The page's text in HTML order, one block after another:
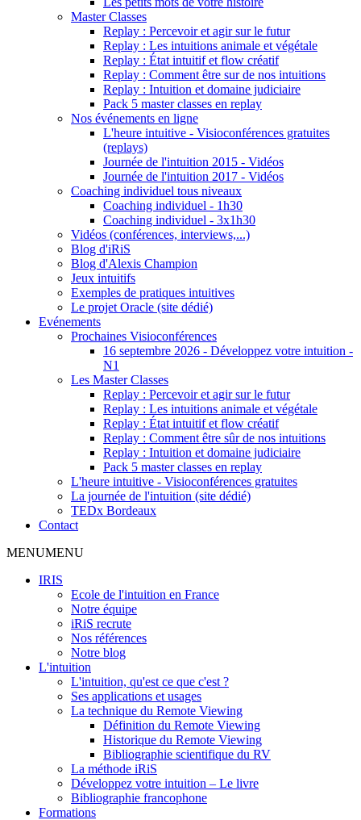
Master Classes
Replay : Percevoir et agir sur le futur
Replay : Les intuitions animale et végétale
Replay : État intuitif et flow créatif
Replay : Comment être sur de nos intuitions
Replay : Intuition et domaine judiciaire
Pack 5 master classes en replay
Nos événements en ligne
L'heure intuitive - Visioconférences gratuites
(replays)
Journée de l'intuition 2015 - Vidéos
Journée de l'intuition 2017 - Vidéos
Coaching individuel tous niveaux
Coaching individuel - 1h30
Coaching individuel - 3x1h30
Vidéos (conférences, interviews,...)
Blog d'iRiS
Blog d'Alexis Champion
Jeux intuitifs
Exemples de pratiques intuitives
Le projet Oracle (site dédié)
Evénements
Prochaines Visioconférences
16 septembre 2026 - Développez votre intuition -
N1
Les Master Classes
Replay : Percevoir et agir sur le futur
Replay : Les intuitions animale et végétale
Replay : État intuitif et flow créatif
Replay : Comment être sûr de nos intuitions
Replay : Intuition et domaine judiciaire
Pack 5 master classes en replay
L'heure intuitive - Visioconférences gratuites
La journée de l'intuition (site dédié)
TEDx Bordeaux
Contact
MENUMENU
IRIS
Ecole de l'intuition en France
Notre équipe
iRiS recrute
Nos références
Notre blog
L'intuition
L'intuition, qu'est ce que c'est ?
Ses applications et usages
La technique du Remote Viewing
Définition du Remote Viewing
Historique du Remote Viewing
Bibliographie scientifique du RV
La méthode iRiS
Développez votre intuition – Le livre
Bibliographie francophone
Formations